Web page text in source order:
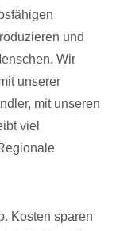
und
Wir
unserer
mit unseren
viel
Kosten sparen